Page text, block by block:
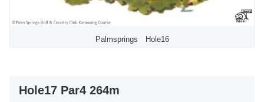
Palmsprings Hole16
Hole17 Par4 264m